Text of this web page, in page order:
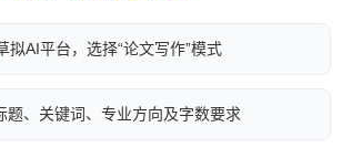
拟AI平台，选择“论文写作”模式
题、关键词、专业方向及字数要求